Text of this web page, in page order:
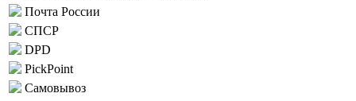
Почта России
СПСР
DPD
PickPoint
Самовывоз